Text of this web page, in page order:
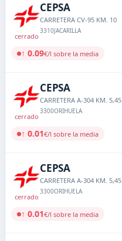
cerrado
CEPSA
CARRETERA CV-95 KM. 10
3310JACARILLA
↑ 0.09€/l sobre la media
cerrado
CEPSA
CARRETERA A-304 KM. 5,45
3300ORIHUELA
↑ 0.01€/l sobre la media
cerrado
CEPSA
CARRETERA A-304 KM. 5,45
3300ORIHUELA
↑ 0.01€/l sobre la media